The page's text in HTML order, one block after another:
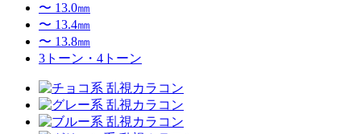
〜 13.0㎜
〜 13.4㎜
〜 13.8㎜
3トーン・4トーン